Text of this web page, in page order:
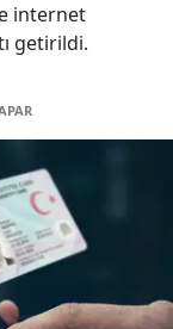
internet
getirildi.